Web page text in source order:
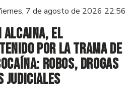
7 de agosto de 2026 22:56
Alcaina, el
por la trama de
robos, drogas
judiciales